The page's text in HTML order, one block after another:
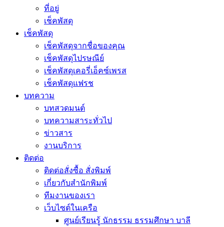
ที่อยู่
เช็คพัสดุ
เช็คพัสดุ
เช็คพัสดุจากชื่อของคุณ
เช็คพัสดุไปรษณีย์
เช็คพัสดุเคอรี่เอ็คซ์เพรส
เช็คพัสดุแฟรช
บทความ
บทสวดมนต์
บทความสาระทั่วไป
ข่าวสาร
งานบริการ
ติดต่อ
ติดต่อสั่งซื้อ สั่งพิมพ์
เกี่ยวกับสำนักพิมพ์
ทีมงานของเรา
เว็บไซต์ในเครือ
ศูนย์เรียนรู้ นักธรรม ธรรมศึกษา บาลี